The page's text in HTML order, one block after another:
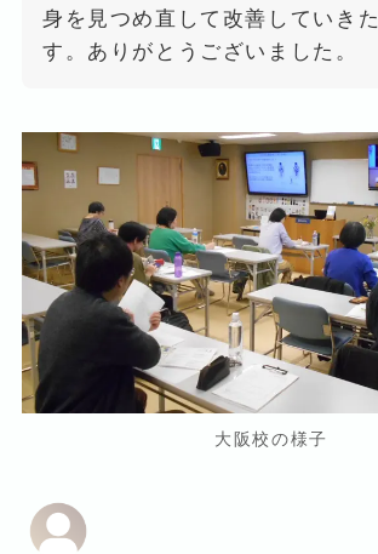
身を見つめ直して改善していき
す。ありがとうございました。
大阪校の様子